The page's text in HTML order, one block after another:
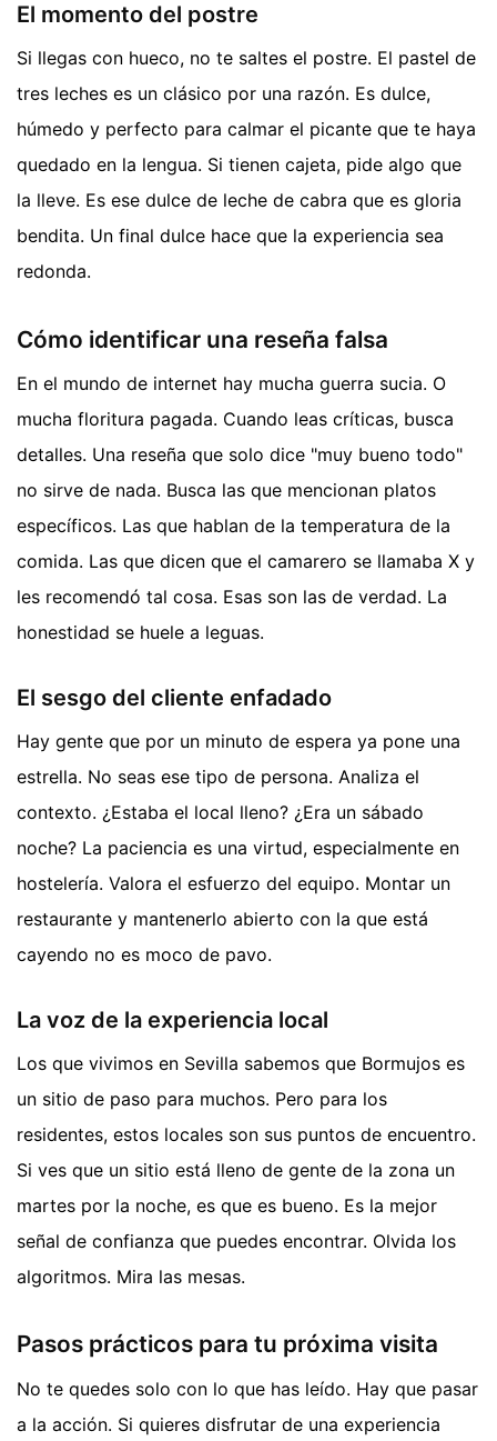
El momento del postre
Si llegas con hueco, no te saltes el postre. El pastel de
tres leches es un clásico por una razón. Es dulce,
húmedo y perfecto para calmar el picante que te haya
quedado en la lengua. Si tienen cajeta, pide algo que
la lleve. Es ese dulce de leche de cabra que es gloria
bendita. Un final dulce hace que la experiencia sea
redonda.
Cómo identificar una reseña falsa
En el mundo de internet hay mucha guerra sucia. O
mucha floritura pagada. Cuando leas críticas, busca
detalles. Una reseña que solo dice "muy bueno todo"
no sirve de nada. Busca las que mencionan platos
específicos. Las que hablan de la temperatura de la
comida. Las que dicen que el camarero se llamaba X y
les recomendó tal cosa. Esas son las de verdad. La
honestidad se huele a leguas.
El sesgo del cliente enfadado
Hay gente que por un minuto de espera ya pone una
estrella. No seas ese tipo de persona. Analiza el
contexto. ¿Estaba el local lleno? ¿Era un sábado
noche? La paciencia es una virtud, especialmente en
hostelería. Valora el esfuerzo del equipo. Montar un
restaurante y mantenerlo abierto con la que está
cayendo no es moco de pavo.
La voz de la experiencia local
Los que vivimos en Sevilla sabemos que Bormujos es
un sitio de paso para muchos. Pero para los
residentes, estos locales son sus puntos de encuentro.
Si ves que un sitio está lleno de gente de la zona un
martes por la noche, es que es bueno. Es la mejor
señal de confianza que puedes encontrar. Olvida los
algoritmos. Mira las mesas.
Pasos prácticos para tu próxima visita
No te quedes solo con lo que has leído. Hay que pasar
a la acción. Si quieres disfrutar de una experiencia